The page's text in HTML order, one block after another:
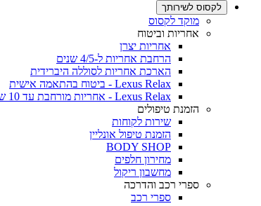
לקסוס לשירותך
מוקד לקסוס
אחריות וביטוח
אחריות יצרן
הרחבת אחריות ל-4/5 שנים
הארכת אחריות לסוללה היברידית
Lexus Relax - ביטוח בהתאמה אישית
Lexus Relax - אחריות מורחבת עד 10 שנים
הזמנת טיפולים
שירות לקוחות
הזמנת טיפול אונליין
BODY SHOP
מחירון חלפים
מחשבון ריקול
ספרי רכב והדרכה
ספרי רכב